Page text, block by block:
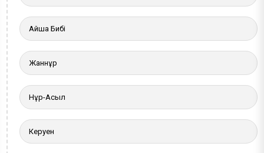
Айша Бибі
Жаннұр
Нұр-Асыл
Керуен